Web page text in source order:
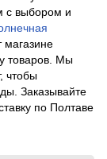
с выбором и
магазине
товаров. Мы
чтобы
Заказывайте
по Полтаве